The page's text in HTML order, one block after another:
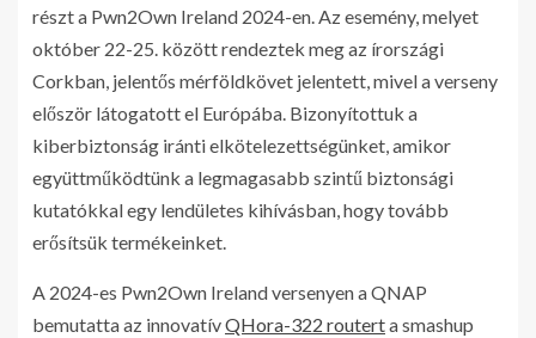
részt a Pwn2Own Ireland 2024-en. Az esemény, melyet
október 22-25. között rendeztek meg az írországi
Corkban, jelentős mérföldkövet jelentett, mivel a verseny
először látogatott el Európába. Bizonyítottuk a
kiberbiztonság iránti elkötelezettségünket, amikor
együttműködtünk a legmagasabb szintű biztonsági
kutatókkal egy lendületes kihívásban, hogy tovább
erősítsük termékeinket.
A 2024-es Pwn2Own Ireland versenyen a QNAP
bemutatta az innovatívQHora-322 routerta smashup